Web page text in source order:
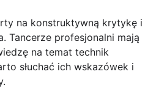
na konstruktywną krytykę i
Tancerze profesjonalni mają
na temat technik
słuchać ich wskazówek i